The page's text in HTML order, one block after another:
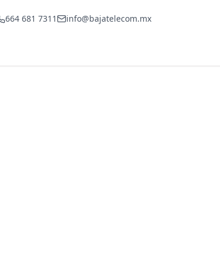
664 681 7311 info@bajatelecom.mx